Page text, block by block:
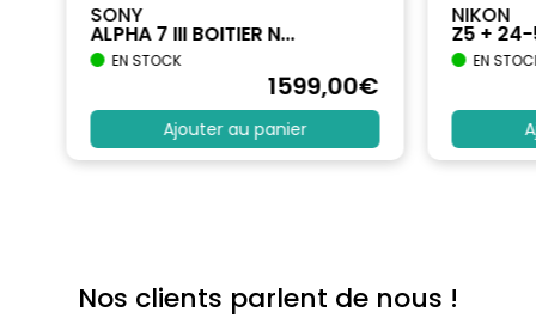
SONY
ALPHA 7 III BOITIER N...
EN STOCK
1599,00€
Ajouter au panier
NIKON
Z5 +
EN
Nos clients parlent de nous !